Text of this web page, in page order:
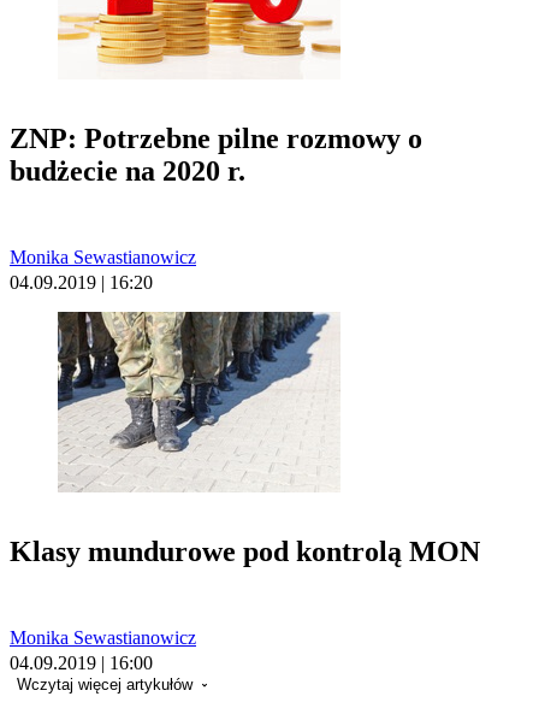
ZNP: Potrzebne pilne rozmowy o
budżecie na 2020 r.
Monika Sewastianowicz
04.09.2019 | 16:20
Klasy mundurowe pod kontrolą MON
Monika Sewastianowicz
04.09.2019 | 16:00
Wczytaj więcej artykułów